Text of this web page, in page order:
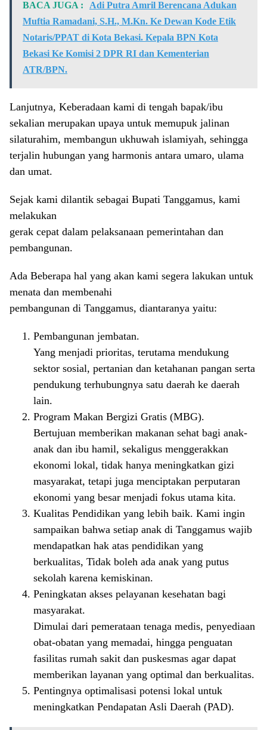
BACA JUGA :
Adi Putra Amril Berencana Adukan
Muftia Ramadani, S.H., M.Kn. Ke Dewan Kode Etik
Notaris/PPAT di Kota Bekasi. Kepala BPN Kota
Bekasi Ke Komisi 2 DPR RI dan Kementerian
ATR/BPN.
Lanjutnya, Keberadaan kami di tengah bapak/ibu
sekalian merupakan upaya untuk memupuk jalinan
silaturahim, membangun ukhuwah islamiyah, sehingga
terjalin hubungan yang harmonis antara umaro, ulama
dan umat.
Sejak kami dilantik sebagai Bupati Tanggamus, kami
melakukan
gerak cepat dalam pelaksanaan pemerintahan dan
pembangunan.
Ada Beberapa hal yang akan kami segera lakukan untuk
menata dan membenahi
pembangunan di Tanggamus, diantaranya yaitu:
Pembangunan jembatan.
Yang menjadi prioritas, terutama mendukung
sektor sosial, pertanian dan ketahanan pangan serta
pendukung terhubungnya satu daerah ke daerah
lain.
Program Makan Bergizi Gratis (MBG).
Bertujuan memberikan makanan sehat bagi anak-
anak dan ibu hamil, sekaligus menggerakkan
ekonomi lokal, tidak hanya meningkatkan gizi
masyarakat, tetapi juga menciptakan perputaran
ekonomi yang besar menjadi fokus utama kita.
Kualitas Pendidikan yang lebih baik. Kami ingin
sampaikan bahwa setiap anak di Tanggamus wajib
mendapatkan hak atas pendidikan yang
berkualitas, Tidak boleh ada anak yang putus
sekolah karena kemiskinan.
Peningkatan akses pelayanan kesehatan bagi
masyarakat.
Dimulai dari pemerataan tenaga medis, penyediaan
obat-obatan yang memadai, hingga penguatan
fasilitas rumah sakit dan puskesmas agar dapat
memberikan layanan yang optimal dan berkualitas.
Pentingnya optimalisasi potensi lokal untuk
meningkatkan Pendapatan Asli Daerah (PAD).